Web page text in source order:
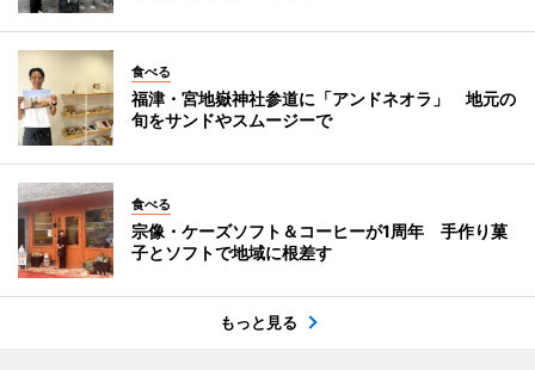
食べる
福津・宮地嶽神社参道に「アンドネオラ」 地元の
旬をサンドやスムージーで
食べる
宗像・ケーズソフト＆コーヒーが1周年 手作り菓
子とソフトで地域に根差す
もっと見る